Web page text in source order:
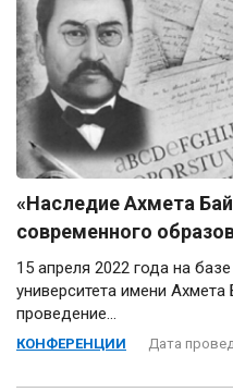
«Наследие Ахмета
современного
15 апреля 2022 года на
университета имени Ахмета
проведение...
КОНФЕРЕНЦИИ Дата